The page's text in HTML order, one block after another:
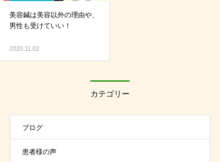
美容鍼は美容以外の理由や、
男性も受けていい！
2020.11.02
カテゴリー
ブログ
患者様の声